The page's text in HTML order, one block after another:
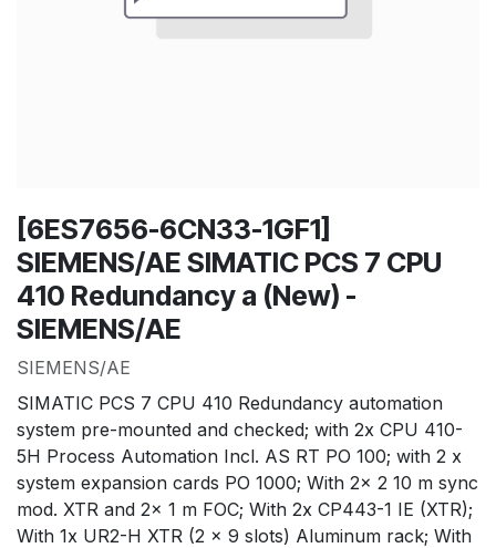
[6ES7656-6CN33-1GF1]
SIEMENS/AE SIMATIC PCS 7 CPU
410 Redundancy a (New) -
SIEMENS/AE
SIEMENS/AE
SIMATIC PCS 7 CPU 410 Redundancy automation
system pre-mounted and checked; with 2x CPU 410-
5H Process Automation Incl. AS RT PO 100; with 2 x
system expansion cards PO 1000; With 2x 2 10 m sync
mod. XTR and 2x 1 m FOC; With 2x CP443-1 IE (XTR);
With 1x UR2-H XTR (2 x 9 slots) Aluminum rack; With